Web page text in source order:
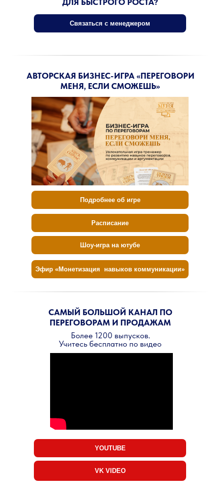
ДЛЯ БЫСТРОГО РОСТА?
Связаться с менеджером
АВТОРСКАЯ БИЗНЕС-ИГРА «ПЕРЕГОВОРИ
МЕНЯ, ЕСЛИ СМОЖЕШЬ»
Подробнее об игре
Эфир «Монетизация навыков коммуникации»
Шоу-игра на ютубе
Расписание
САМЫЙ БОЛЬШОЙ КАНАЛ ПО
ПЕРЕГОВОРАМ И ПРОДАЖАМ
Более 1200 выпусков.
Учитесь бесплатно по видео
YOUTUBE
VK VIDEO